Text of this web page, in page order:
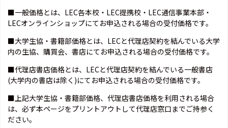
■一般価格とは、LEC各本校・LEC提携校・LEC通信事業本部・
LECオンラインショップにてお申込される場合の受付価格です。
■大学生協・書籍部価格とは、LECと代理店契約を結んでいる大学
内の生協、購買会、書店にてお申込される場合の受付価格です。
■代理店書店価格とは、LECと代理店契約を結んでいる一般書店
(大学内の書店は除く)にてお申込される場合の受付価格です。
■上記大学生協・書籍部価格、代理店書店価格を利用される場合
は、必ず本ページをプリントアウトして代理店窓口までご持参く
ださい。